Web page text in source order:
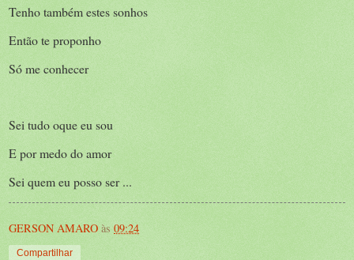
Tenho também estes sonhos
Então te proponho
Só me conhecer
Sei tudo oque eu sou
E por medo do amor
Sei quem eu posso ser ...
GERSON AMARO às 09:24
Compartilhar